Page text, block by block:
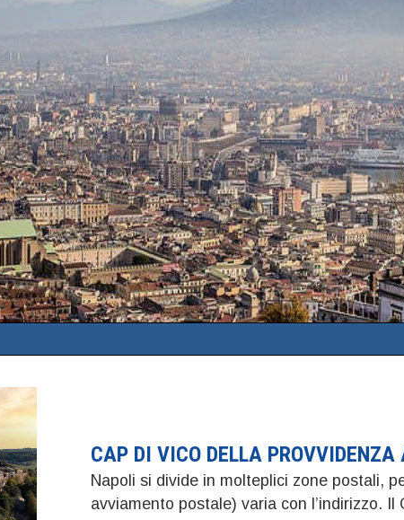
CAP DI VICO DELLA PROVVIDENZA
Napoli si divide in molteplici zone postali,
avviamento postale) varia con l’indirizzo. Il